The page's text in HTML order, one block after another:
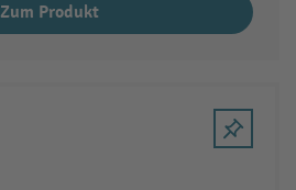
Zum Produkt